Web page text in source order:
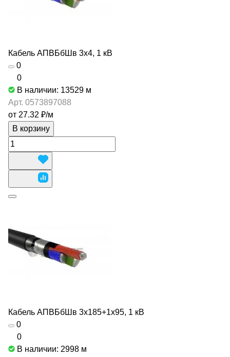
Кабель АПВБбШв 3х4, 1 кВ
0
0
В наличии: 13529 м
Арт. 0573897088
от 27.32 ₽/м
В корзину
Кабель АПВБбШв 3х185+1х95, 1 кВ
0
0
В наличии: 2998 м